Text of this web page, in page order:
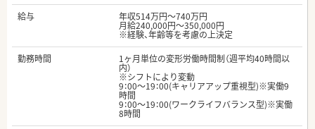
給与
年収514万円～740万円
月給240,000円～350,000円
※経験、年齢等を考慮の上決定
勤務時間
1ヶ月単位の変形労働時間制（週平均40時間以
内）
※シフトにより変動
9：00～19：00(キャリアアップ重視型)※実働9
時間
9：00～19：00(ワークライフバランス型)※実働
8時間